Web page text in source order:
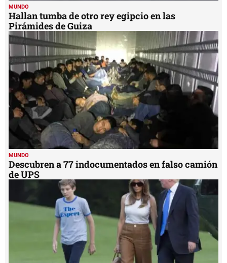
MUNDO
Hallan tumba de otro rey egipcio en las
Pirámides de Guiza
MUNDO
Descubren a 77 indocumentados en falso camión
de UPS